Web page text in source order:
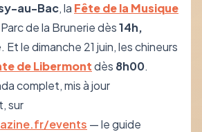
au-Bac, la Fête de la Musique
de la Brunerie dès14h,
. Et le dimanche 21 juin, les chineurs
de Libermontdès 8h00.
complet, mis à jour
sur
events — le guide